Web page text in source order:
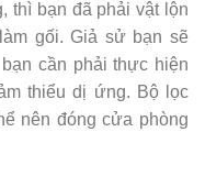
thì bạn đã phải vật lộn
gối. Giả sử bạn sẽ
cần phải thực hiện
thiểu dị ứng. Bộ lọc
nên đóng cửa phòng